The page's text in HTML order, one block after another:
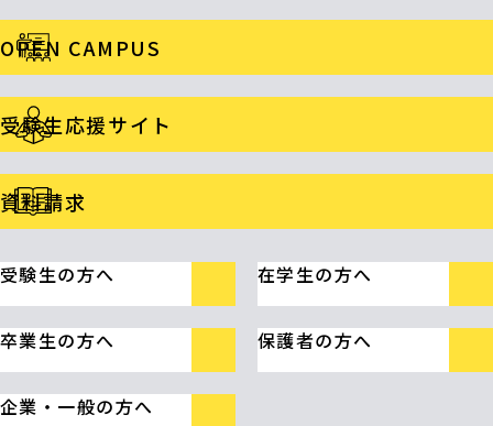
OPEN CAMPUS
受験生応援サイト
資料請求
受験生の方へ 在学生の方へ
卒業生の方へ 保護者の方へ
企業・一般の方へ